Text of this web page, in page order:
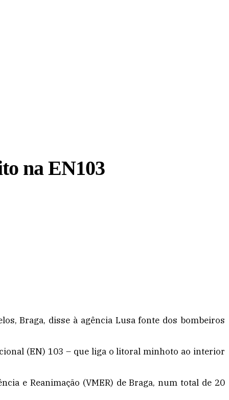
na EN103
Braga, disse à agência Lusa fonte dos bombeiros
(EN) 103 – que liga o litoral minhoto ao interior
e Reanimação (VMER) de Braga, num total de 20